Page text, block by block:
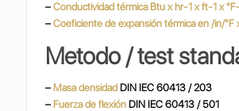
–Conductividad térmica Btu x hr-1 x ft-1 x
– Coeficiente de expansión térmica en /in/°F
Metodo / test
– Masa densidad DIN IEC 60413 / 203
– Fuerza de flexión DIN IEC 60413 / 501